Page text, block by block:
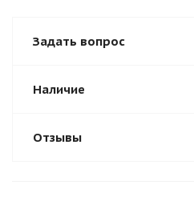
Задать вопрос
Наличие
Отзывы